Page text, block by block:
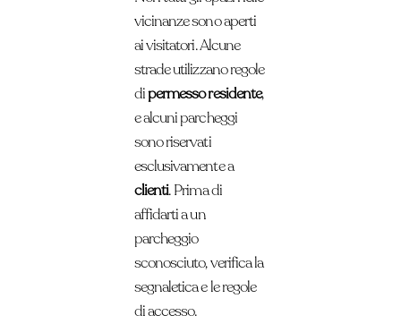
vicinanze sono aperti
ai visitatori. Alcune
strade utilizzano regole
dipermesso residente,
e alcuni parcheggi
sono riservati
esclusivamente a
clienti. Prima di
affidarti a un
parcheggio
sconosciuto, verifica la
segnaletica e le regole
di accesso.